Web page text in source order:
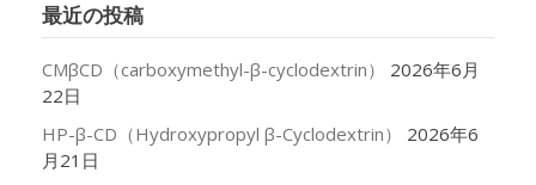
ブ
最近の投稿
CMβCD（carboxymethyl-β-cyclodextrin）
2026年6月
22日
HP-β-CD（Hydroxypropyl β-Cyclodextrin）
2026年6
月21日